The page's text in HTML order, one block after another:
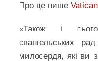
Про це пише
«Також і
євангельських
милосердя, які ви